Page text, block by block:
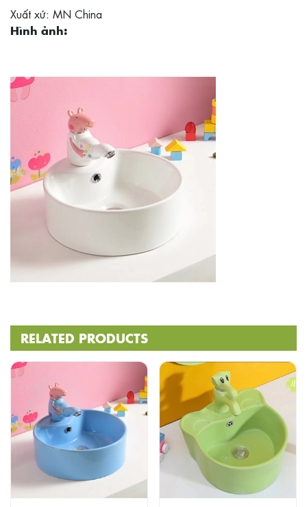
Xuất xứ: MN China
Hình ảnh:
RELATED PRODUCTS